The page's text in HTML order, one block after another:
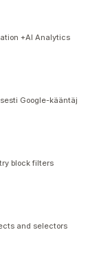
+AI Analytics
Google-kääntäj
block filters
and selectors